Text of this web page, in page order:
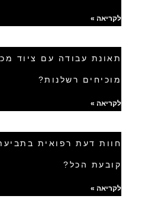
לקריאה »
תאונת עבודה עם ציוד
מוכיחים רשלנות?
לקריאה »
חוות דעת רפואית
קובעת הכל?
לקריאה »